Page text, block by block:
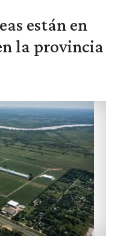
están en
la provincia